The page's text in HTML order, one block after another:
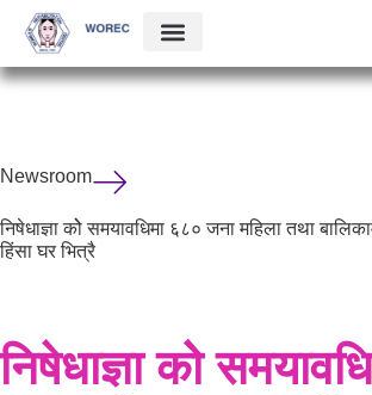
Newsroom
निषेधाज्ञा कोे समयावधिमा ६८० जना महिला तथा
हिंसा घर भित्रै
निषेधाज्ञा कोे